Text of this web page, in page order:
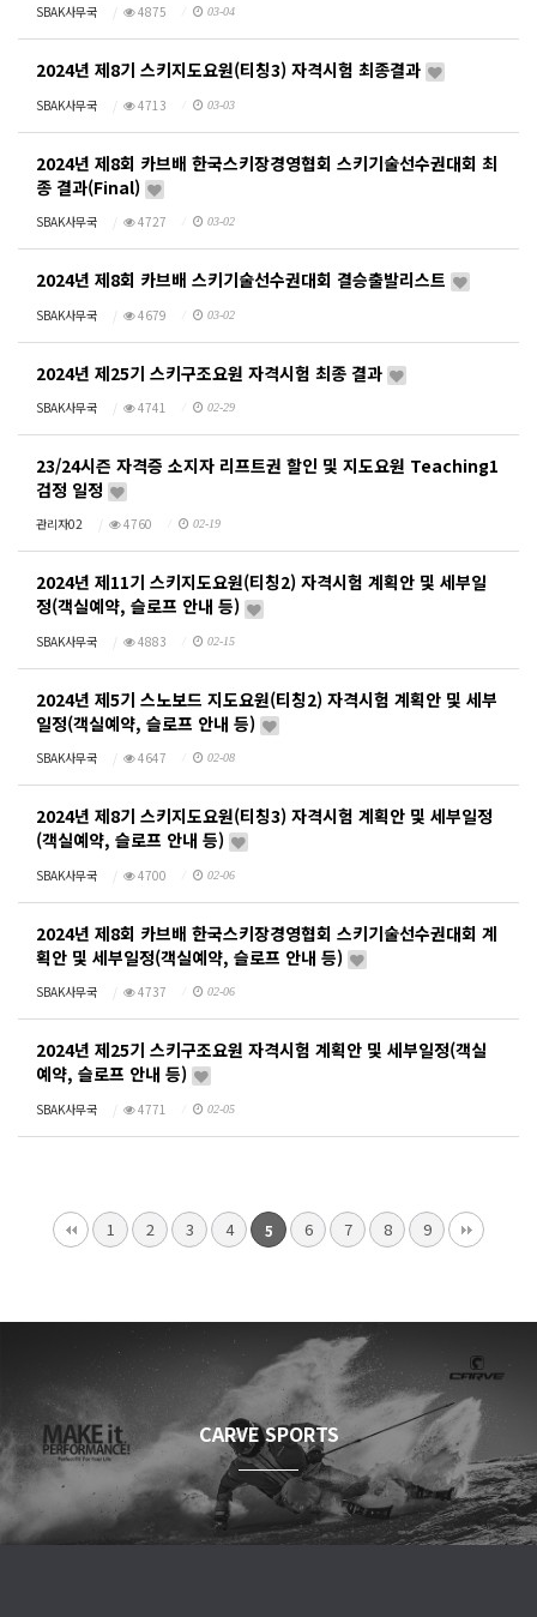
SBAK사무국 4875 03-04
2024년 제8기 스키지도요원(티칭3) 자격시험 최종결과
SBAK사무국 4713 03-03
2024년 제8회 카브배 한국스키장경영협회 스키기술선수권대회 최
종 결과(Final)
SBAK사무국 4727 03-02
2024년 제8회 카브배 스키기술선수권대회 결승출발리스트
SBAK사무국 4679 03-02
2024년 제25기 스키구조요원 자격시험 최종 결과
SBAK사무국 4741 02-29
23/24시즌 자격증 소지자 리프트권 할인 및 지도요원 Teaching1
검정 일정
관리자02 4760 02-19
2024년 제11기 스키지도요원(티칭2) 자격시험 계획안 및 세부일
정(객실예약, 슬로프 안내 등)
SBAK사무국 4883 02-15
2024년 제5기 스노보드 지도요원(티칭2) 자격시험 계획안 및 세부
일정(객실예약, 슬로프 안내 등)
SBAK사무국 4647 02-08
2024년 제8기 스키지도요원(티칭3) 자격시험 계획안 및 세부일정
(객실예약, 슬로프 안내 등)
SBAK사무국 4700 02-06
2024년 제8회 카브배 한국스키장경영협회 스키기술선수권대회 계
획안 및 세부일정(객실예약, 슬로프 안내 등)
SBAK사무국 4737 02-06
2024년 제25기 스키구조요원 자격시험 계획안 및 세부일정(객실
예약, 슬로프 안내 등)
SBAK사무국 4771 02-05
1 2 3 4 5 6 7 8 9
CARVE SPORTS